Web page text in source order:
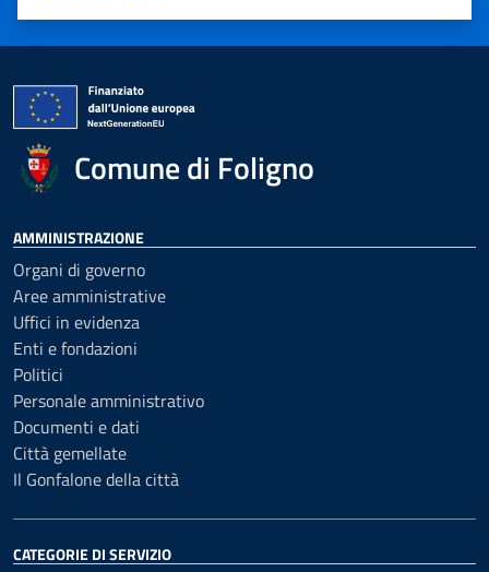
Valuta 5 stelle su 5
Valuta 4 stelle su 5
Valuta 3 stelle su 5
Valuta 2 stelle su 5
Valuta 1 stelle su 5
Comune di Foligno
AMMINISTRAZIONE
Organi di governo
Aree amministrative
Uffici in evidenza
Enti e fondazioni
Politici
Personale amministrativo
Documenti e dati
Città gemellate
Il Gonfalone della città
CATEGORIE DI SERVIZIO